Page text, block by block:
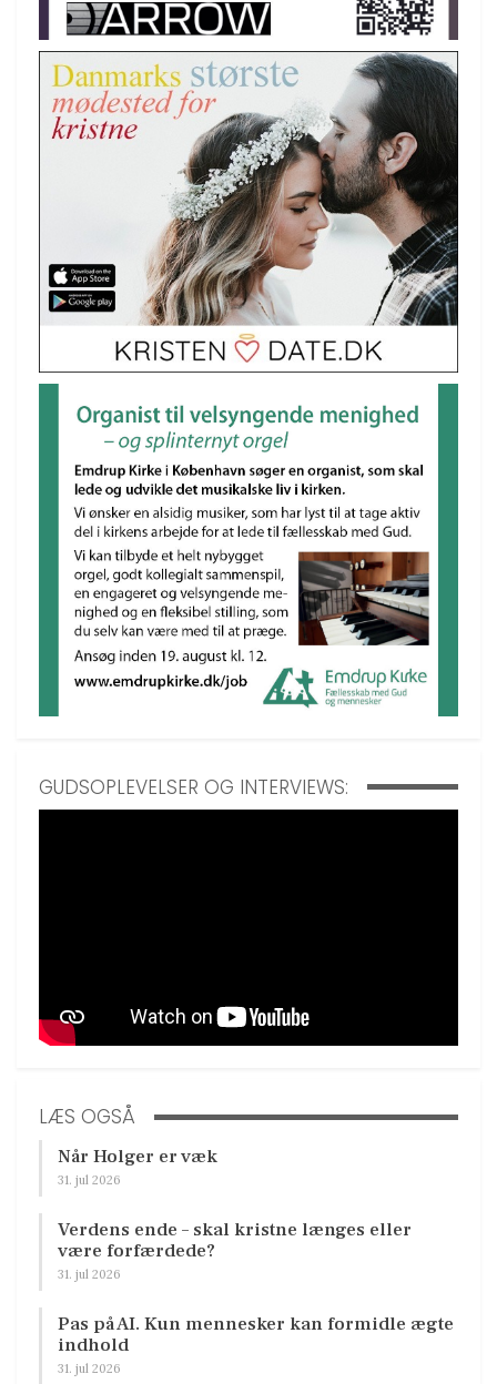
GUDSOPLEVELSER OG INTERVIEWS:
LÆS OGSÅ
Når Holger er væk
31. jul 2026
Verdens ende – skal kristne længes eller
være forfærdede?
31. jul 2026
Pas på AI. Kun mennesker kan formidle ægte
indhold
31. jul 2026